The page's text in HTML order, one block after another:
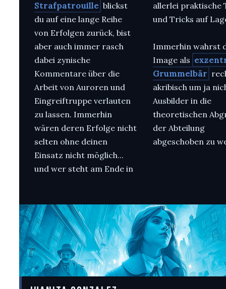
Strafpatrouille blickst
du auf eine lange Reihe
von Erfolgen zurück, bist
aber auch immer rasch
dabei zynische
Kommentare über die
Arbeit von Auroren und
Eingreiftruppe verlauten
zu lassen. Immerhin
wären deren Erfolge nicht
selten ohne deinen
Einsatz nicht möglich...
und wer steht am Ende in
allerlei praktische
und Tricks auf
Immerhin wahrst
Image als
Grummelbär
akribisch um ja
Ausbilder in die
theoretischen
der Abteilung
abgeschoben zu